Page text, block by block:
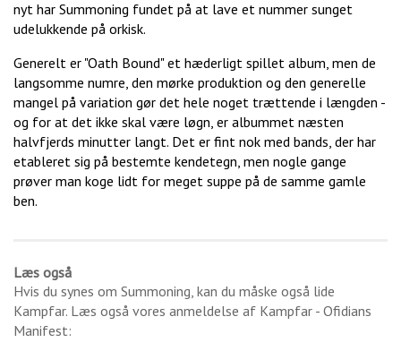
nyt har Summoning fundet på at lave et nummer sunget
udelukkende på orkisk.
Generelt er "Oath Bound" et hæderligt spillet album, men de
langsomme numre, den mørke produktion og den generelle
mangel på variation gør det hele noget trættende i længden -
og for at det ikke skal være løgn, er albummet næsten
halvfjerds minutter langt. Det er fint nok med bands, der har
etableret sig på bestemte kendetegn, men nogle gange
prøver man koge lidt for meget suppe på de samme gamle
ben.
Læs også
Hvis du synes om Summoning, kan du måske også lide
Kampfar. Læs også vores anmeldelse af Kampfar - Ofidians
Manifest: